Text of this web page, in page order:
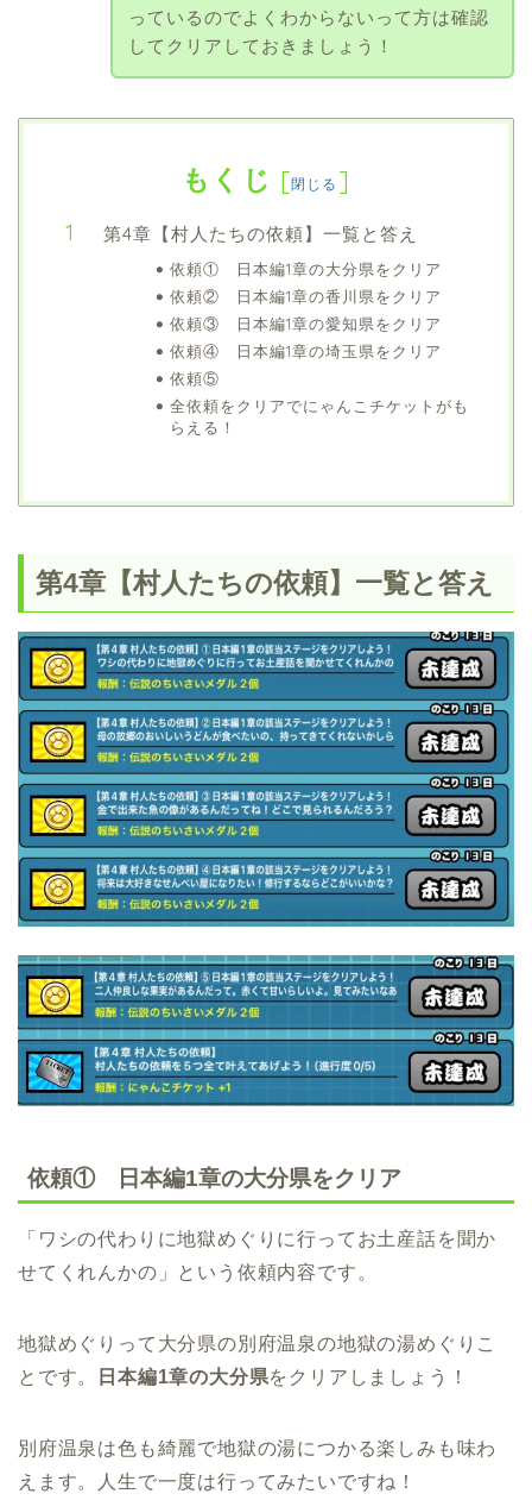
っているのでよくわからないって方は確認
してクリアしておきましょう！
もくじ [閉じる ]
第4章【村人たちの依頼】一覧と答え
依頼① 日本編1章の大分県をクリア
依頼② 日本編1章の香川県をクリア
依頼③ 日本編1章の愛知県をクリア
依頼④ 日本編1章の埼玉県をクリア
依頼⑤
全依頼をクリアでにゃんこチケットがも
らえる！
第4章【村人たちの依頼】一覧と答え
依頼① 日本編1章の大分県をクリア
「ワシの代わりに地獄めぐりに行ってお土産話を聞か
せてくれんかの」という依頼内容です。
地獄めぐりって大分県の別府温泉の地獄の湯めぐりこ
とです。
日本編1章の大分県をクリアしましょう！
別府温泉は色も綺麗で地獄の湯につかる楽しみも味わ
えます。人生で一度は行ってみたいですね！